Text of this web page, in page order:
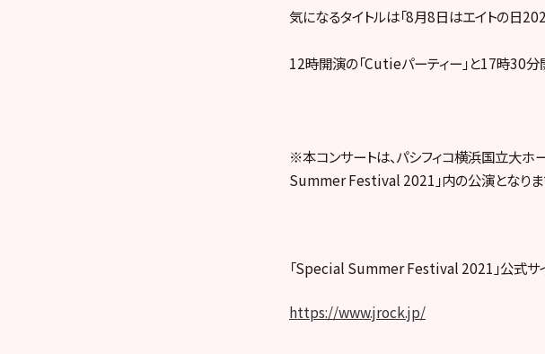
気になるタイトルは「8月8日はエイトの日
12時開演の「Cutieパーティー」と17時30分
※本コンサートは、パシフィコ横浜国立大ホ
Summer Festival 2021」内の公演となりま
「Special Summer Festival 2021」公式サ
https://www.jrock.jp/